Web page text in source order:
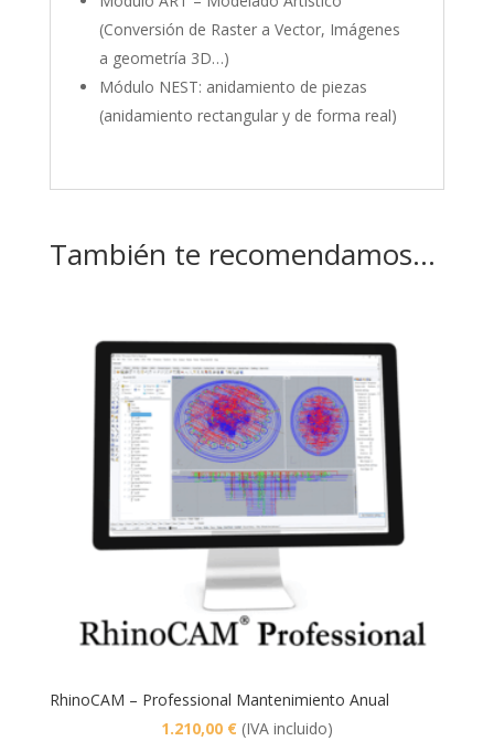
(Conversión de Raster a Vector, Imágenes
a geometría 3D…)
Módulo NEST: anidamiento de piezas
(anidamiento rectangular y de forma real)
También te recomendamos…
RhinoCAM – Professional Mantenimiento Anual
1.210,00 € (IVA incluido)